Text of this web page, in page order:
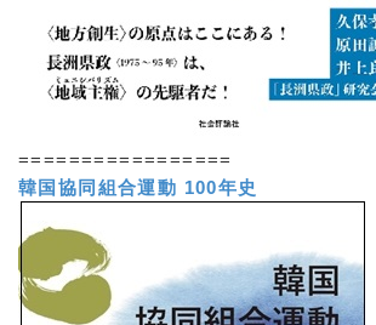
=================
韓国協同組合運動 100年史